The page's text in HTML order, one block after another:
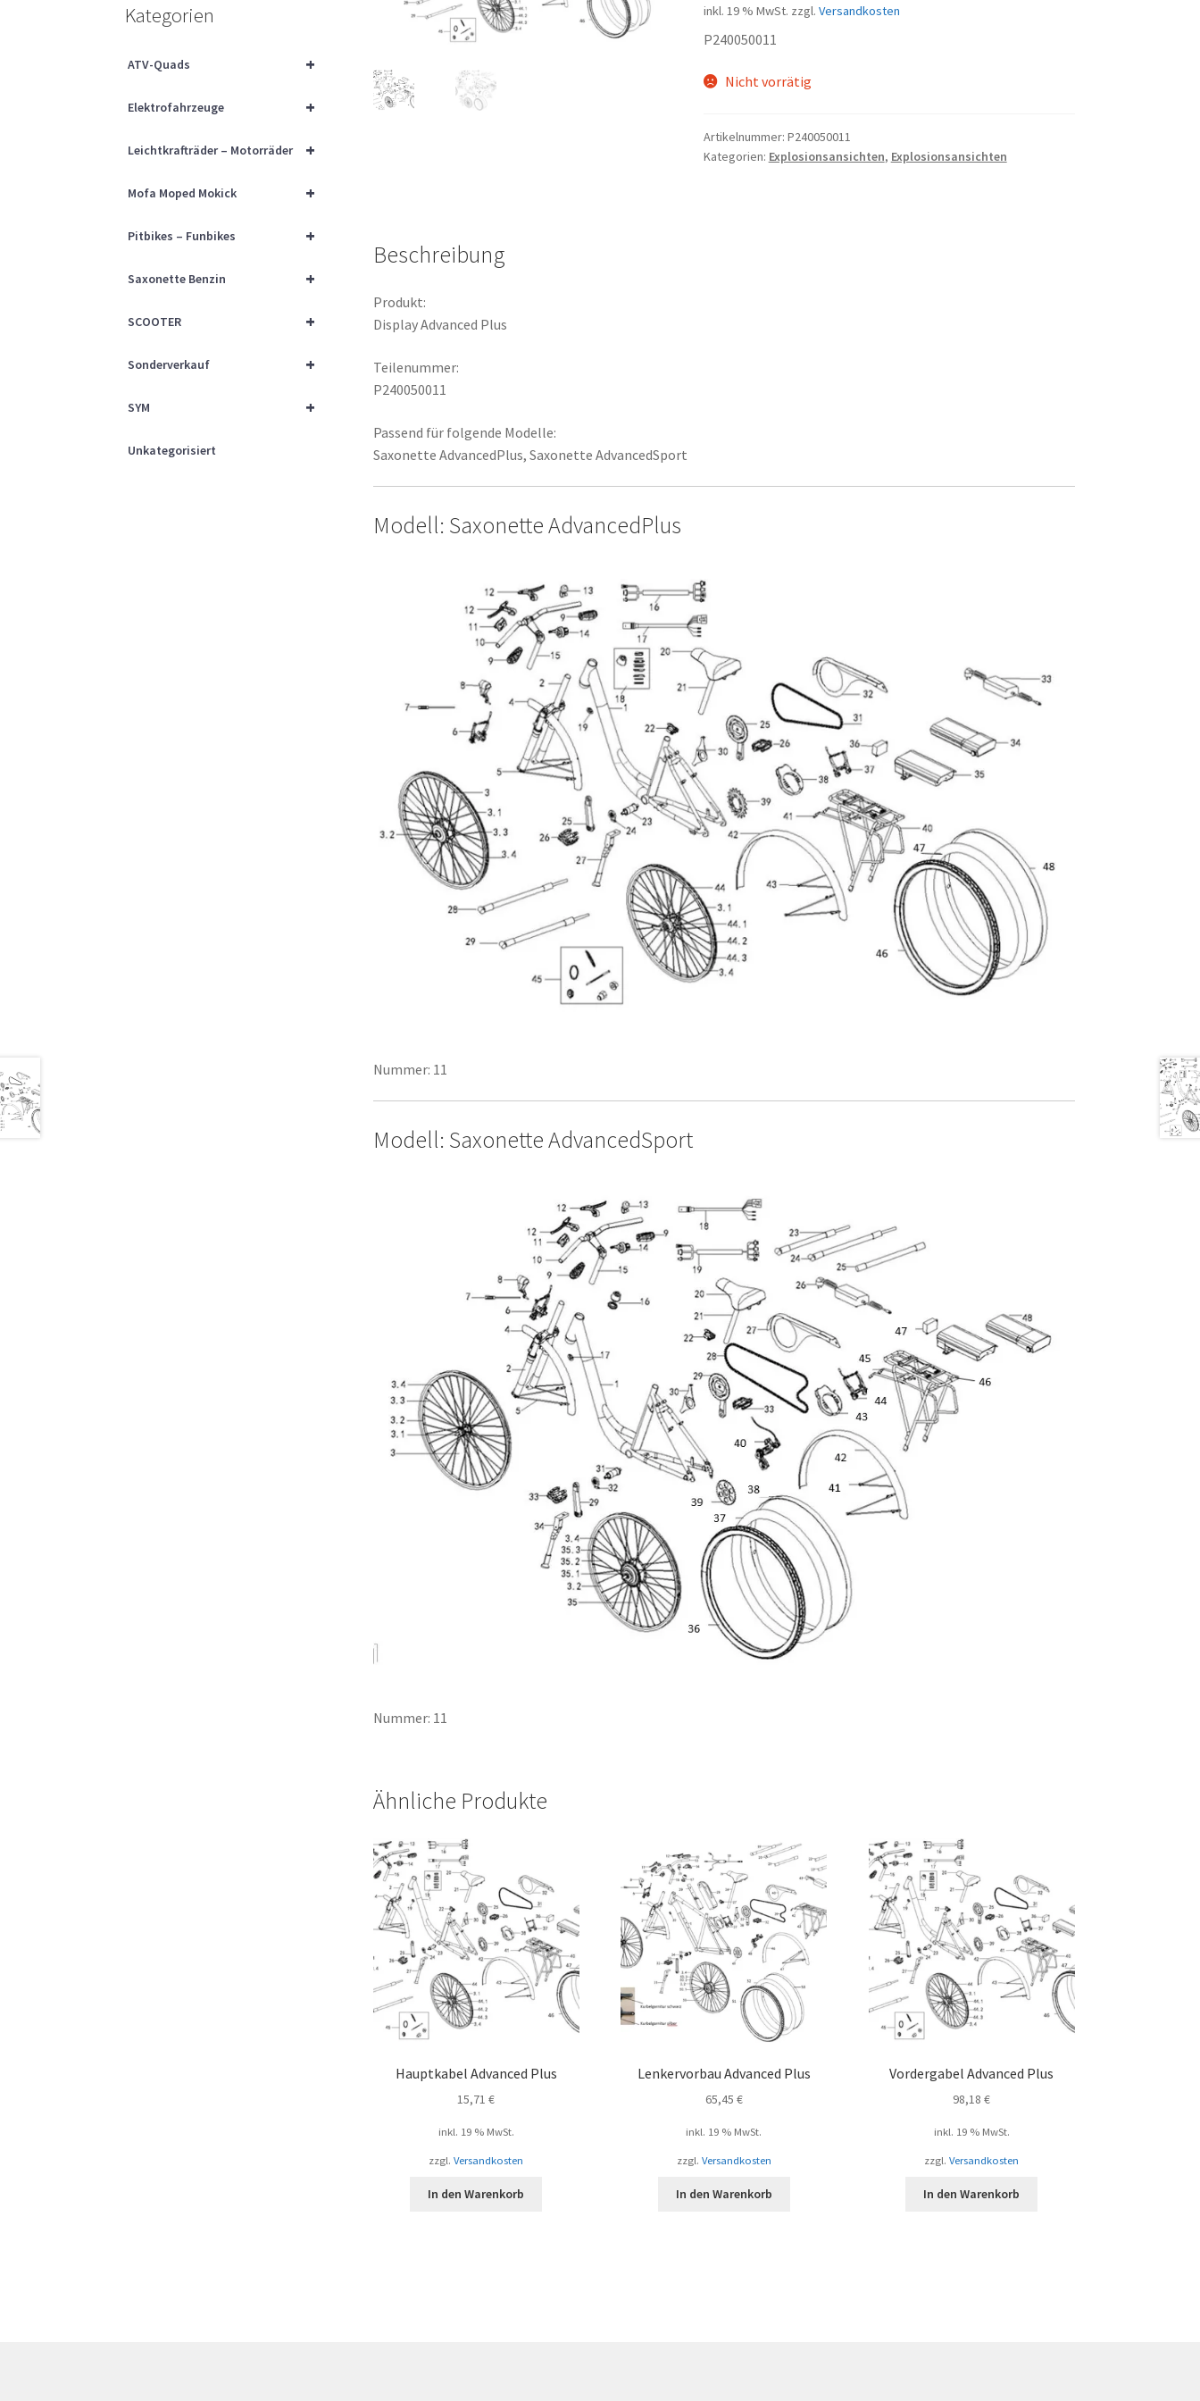
inkl. 19 % MwSt. zzgl. Versandkosten
P240050011
Nicht vorrätig
Artikelnummer: P240050011
Kategorien: Explosionsansichten, Explosionsansichten
Beschreibung
Produkt:
Display Advanced Plus
Teilenummer:
P240050011
Passend für folgende Modelle:
Saxonette AdvancedPlus, Saxonette AdvancedSport
Modell: Saxonette AdvancedPlus
Nummer: 11
Modell: Saxonette AdvancedSport
Nummer: 11
Ähnliche Produkte
Hauptkabel Advanced Plus
15,71€
inkl. 19 % MwSt.
zzgl.Versandkosten
In den Warenkorb
Lenkervorbau Advanced Plus
65,45 €
inkl. 19 % MwSt.
zzgl. Versandkosten
In den Warenkorb
Vordergabel Advanced Plus
98,18€
inkl. 19 % MwSt.
zzgl.Versandkosten
In den Warenkorb
Kategorien
+
ATV-Quads
+
Elektrofahrzeuge
+
Leichtkrafträder – Motorräder
+
Mofa Moped Mokick
+
Pitbikes – Funbikes
+
Saxonette Benzin
+
SCOOTER
+
Sonderverkauf
+
SYM
Unkategorisiert